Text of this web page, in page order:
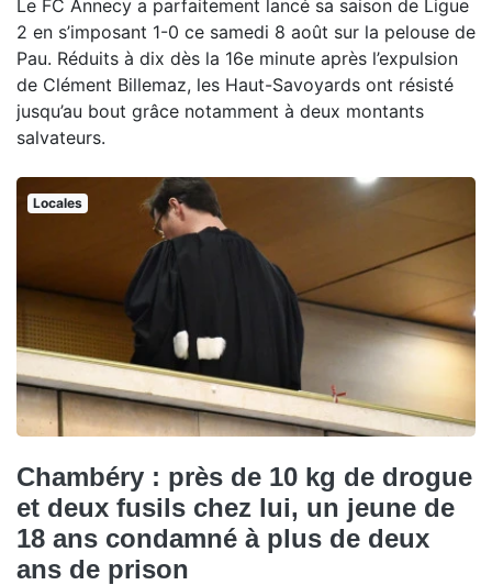
Le FC Annecy a parfaitement lancé sa saison de Ligue
2 en s’imposant 1-0 ce samedi 8 août sur la pelouse de
Pau. Réduits à dix dès la 16e minute après l’expulsion
de Clément Billemaz, les Haut-Savoyards ont résisté
jusqu’au bout grâce notamment à deux montants
salvateurs.
Locales
Chambéry : près de 10 kg de drogue
et deux fusils chez lui, un jeune de
18 ans condamné à plus de deux
ans de prison